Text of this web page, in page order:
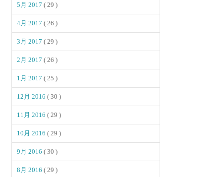
5月 2017( 29 )
4月 2017( 26 )
3月 2017( 29 )
2月 2017( 26 )
1月 2017( 25 )
12月 2016( 30 )
11月 2016( 29 )
10月 2016( 29 )
9月 2016( 30 )
8月 2016( 29 )